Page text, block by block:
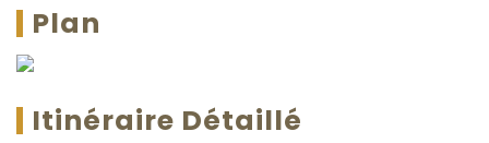
Plan
Itinéraire Détaillé